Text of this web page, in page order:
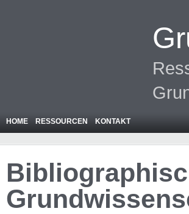
HOME RESSOURCEN KONTAKT